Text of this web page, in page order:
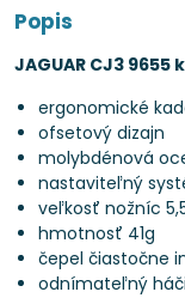
Popis
JAGUAR CJ3
ergonomické
ofsetový dizajn
molybdénová
nastaviteľný
veľkosť nožníc
hmotnosť 41g
čepel čiastočne
odnímateľný